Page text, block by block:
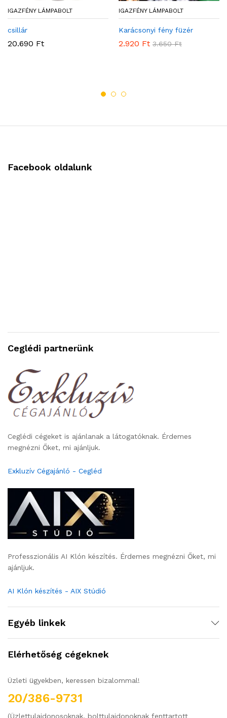
IGAZFÉNY LÁMPABOLT
csillár
20.690 Ft
IGAZFÉNY LÁMPABOLT
Karácsonyi fény füzér
2.920 Ft 3.650Ft
Facebook oldalunk
Ceglédi partnerünk
Ceglédi cégeket is ajánlanak a látogatóknak. Érdemes
megnézni Őket, mi ajánljuk.
Exkluzív Cégajánló - Cegléd
Professzionális AI Klón készítés. Érdemes megnézni Őket, mi
ajánljuk.
AI Klón készítés - AIX Stúdió
Egyéb linkek
Elérhetőség cégeknek
Üzleti ügyekben, keressen bizalommal!
20/386-9731
(Üzlettulajdonosoknak, bolttulajdonoknak fenttartott